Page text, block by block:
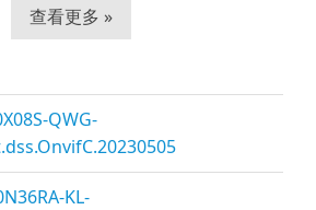
查看更多 »
QWG-
KL-